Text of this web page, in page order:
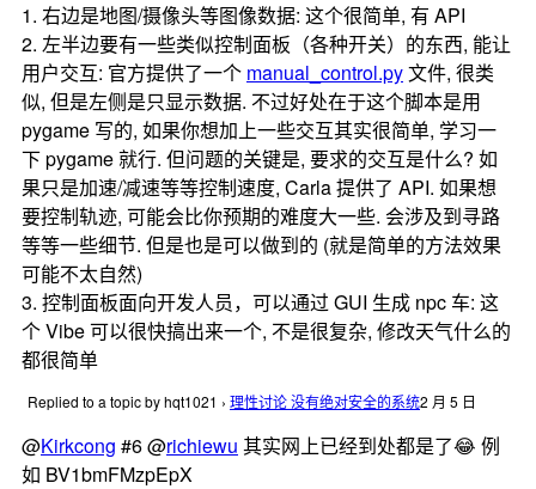
1. 右边是地图/摄像头等图像数据: 这个很简单, 有 API
2. 左半边要有一些类似控制面板（各种开关）的东西, 能让
用户交互: 官方提供了一个 manual_control.py文件, 很类
似, 但是左侧是只显示数据. 不过好处在于这个脚本是用
pygame 写的, 如果你想加上一些交互其实很简单, 学习一
下 pygame 就行. 但问题的关键是, 要求的交互是什么? 如
果只是加速/减速等等控制速度, Carla 提供了 API. 如果想
要控制轨迹, 可能会比你预期的难度大一些. 会涉及到寻路
等等一些细节. 但是也是可以做到的 (就是简单的方法效果
可能不太自然)
3. 控制面板面向开发人员，可以通过 GUI 生成 npc 车: 这
个 Vibe 可以很快搞出来一个, 不是很复杂, 修改天气什么的
都很简单
Replied to a topic by hqt1021 › 理性讨论 没有绝对安全的系统2 月 5 日
@Kirkcong #6 @richiewu 其实网上已经到处都是了😂 例
如 BV1bmFMzpEpX